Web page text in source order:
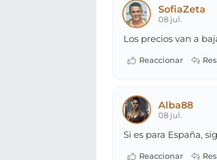
SofiaZeta
08 jul.
Los precios van a
Alba88
08 jul.
Si es para España,